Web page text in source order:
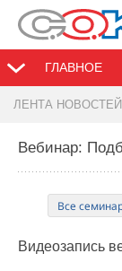
ГЛАВНОЕ
ЛЕНТА НОВОСТЕЙ
Вебинар:
Все
Видеозапись